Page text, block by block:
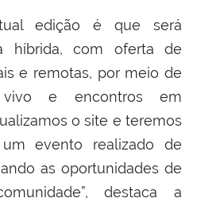
edição é que será
híbrida, com oferta de
e remotas, por meio de
vivo e encontros em
o site e teremos
evento realizado de
as oportunidades de
destaca a